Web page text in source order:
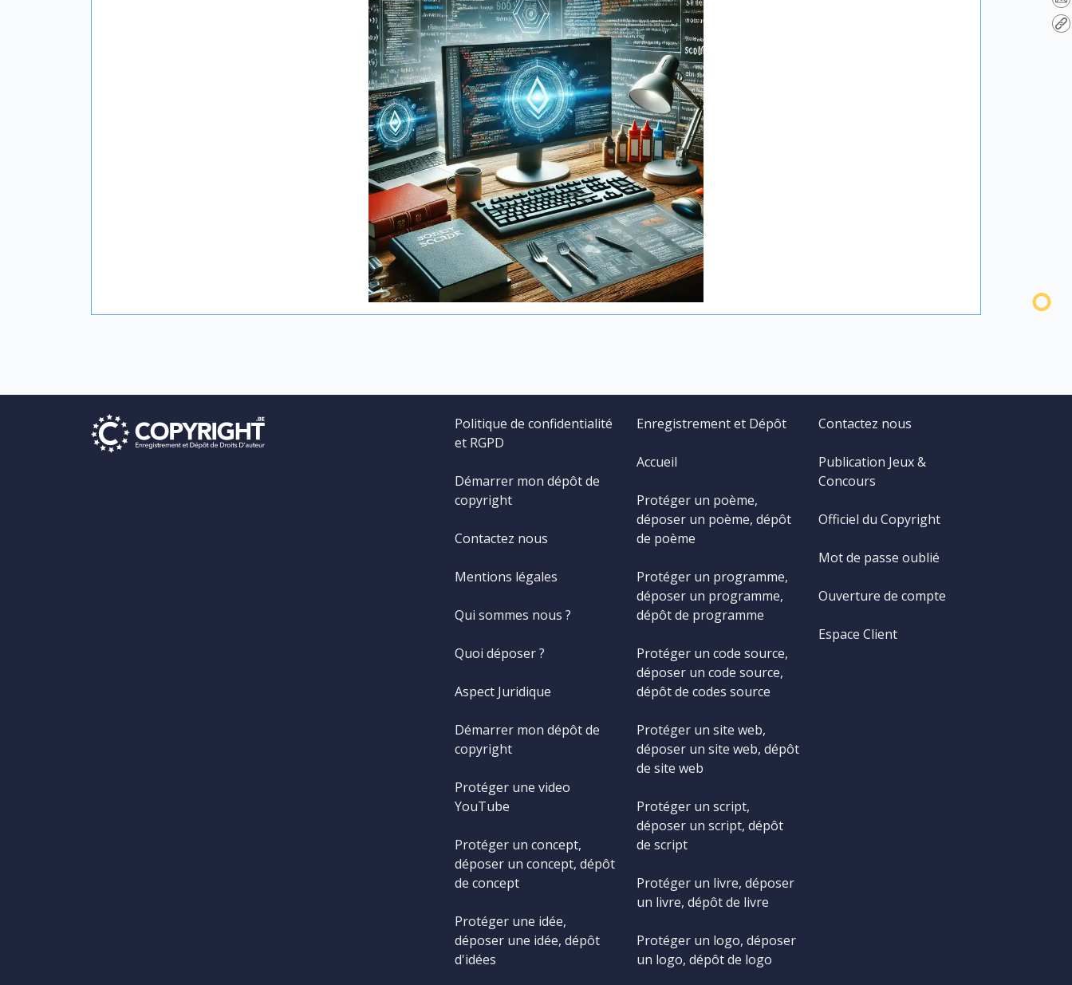
Politique de confidentialité
et RGPD
Démarrer mon dépôt de
copyright
Contactez nous
Mentions légales
Qui sommes nous ?
Quoi déposer ?
Aspect Juridique
Démarrer mon dépôt de
copyright
Protéger une video
YouTube
Protéger un concept,
déposer un concept, dépôt
de concept
Protéger une idée,
déposer une idée, dépôt
d'idées
Enregistrement et Dépôt
Accueil
Protéger un poème,
déposer un poème, dépôt
de poème
Protéger un programme,
déposer un programme,
dépôt de programme
Protéger un code source,
déposer un code source,
dépôt de codes source
Protéger un site web,
déposer un site web, dépôt
de site web
Protéger un script,
déposer un script, dépôt
de script
Protéger un livre, déposer
un livre, dépôt de livre
Protéger un logo, déposer
un logo, dépôt de logo
Contactez nous
Publication Jeux &
Concours
Officiel du Copyright
Mot de passe oublié
Ouverture de compte
Espace Client